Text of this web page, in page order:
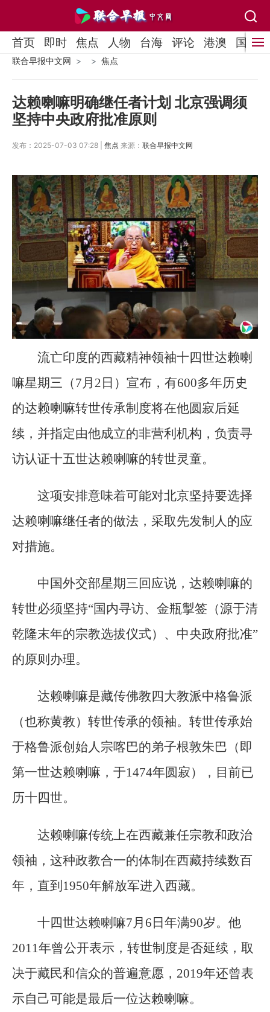
首页 即时 焦点 人物 台海 评论 港澳 国际
联合早报中文网 焦点
达赖喇嘛明确继任者计划 北京强调须
坚持中央政府批准原则
发布：2025-07-03 07:28 | 焦点 来源： 联合早报中文网
流亡印度的西藏精神领袖十四世达赖喇
嘛星期三（7月2日）宣布，有600多年历史
的达赖喇嘛转世传承制度将在他圆寂后延
续，并指定由他成立的非营利机构，负责寻
访认证十五世达赖喇嘛的转世灵童。
这项安排意味着可能对北京坚持要选择
达赖喇嘛继任者的做法，采取先发制人的应
对措施。
中国外交部星期三回应说，达赖喇嘛的
转世必须坚持“国内寻访、金瓶掣签（源于清
乾隆末年的宗教选拔仪式）、中央政府批准”
的原则办理。
达赖喇嘛是藏传佛教四大教派中格鲁派
（也称黄教）转世传承的领袖。转世传承始
于格鲁派创始人宗喀巴的弟子根敦朱巴（即
第一世达赖喇嘛，于1474年圆寂），目前已
历十四世。
达赖喇嘛传统上在西藏兼任宗教和政治
领袖，这种政教合一的体制在西藏持续数百
年，直到1950年解放军进入西藏。
十四世达赖喇嘛7月6日年满90岁。他
2011年曾公开表示，转世制度是否延续，取
决于藏民和信众的普遍意愿，2019年还曾表
示自己可能是最后一位达赖喇嘛。